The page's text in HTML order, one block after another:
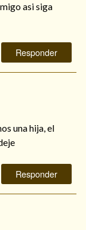
asi siga
Responder
una hija, el
Responder